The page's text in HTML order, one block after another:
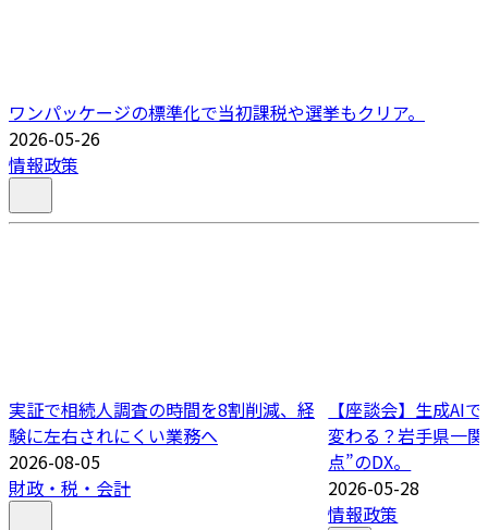
ワンパッケージの標準化で当初課税や選挙もクリア。
2026-05-26
情報政策
実証で相続人調査の時間を8割削減、経
験に左右されにくい業務へ
2026-08-05
財政・税・会計
【座談会】生成AI
変わる？岩手県一
点”のDX。
2026-05-28
情報政策